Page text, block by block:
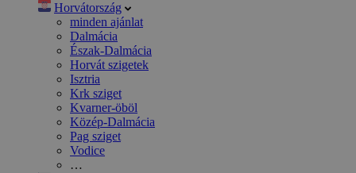
Horvátország
minden ajánlat
Dalmácia
Észak-Dalmácia
Horvát szigetek
Isztria
Krk sziget
Kvarner-öböl
Közép-Dalmácia
Pag sziget
Vodice
…